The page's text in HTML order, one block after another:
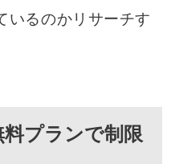
いるのかリサーチす
プランで制限